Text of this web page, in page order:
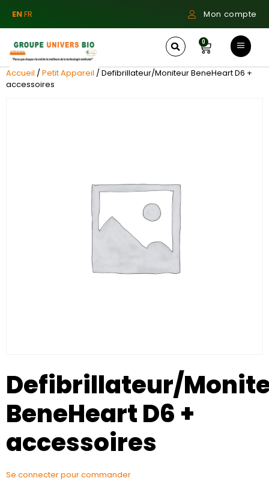
ENFR Mon compte
0
Accueil /Petit Appareil / Defibrillateur/Moniteur BeneHeart D6 +
accessoires
Defibrillateur/
BeneHeart D6 +
accessoires
Se connecter pour commander